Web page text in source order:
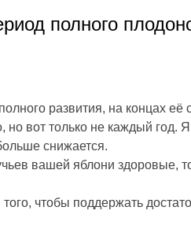
полного
развития, на концах
но вот только не каждый год.
снижается.
вашей яблони здоровые,
чтобы поддержать